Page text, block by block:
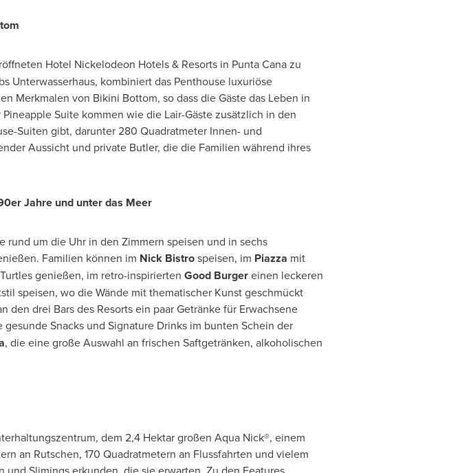
Hotel Nickelodeon Hotels & Resorts in Punta Canazu
Unterwasserhaus, kombiniert das Penthouse luxuriöse
Merkmalen von Bikini Bottom, so dass die Gäste das Leben in
Suite kommen wie die Lair-Gäste zusätzlich in den
Suiten gibt, darunter 280 Quadratmeter Innen- und
Aussicht und private Butler, die die Familien während ihres
Jahre und unter das Meer
um die Uhr in den Zimmern speisen und in sechs
Familien können im Nick Bistrospeisen, im Piazza mit
genießen, im retro-inspirierten Good Burgereinen leckeren
speisen, wo die Wände mit thematischer Kunst geschmückt
drei Bars des Resorts ein paar Getränke für Erwachsene
Snacks und Signature Drinks im bunten Schein der
, die eine große Auswahl an frischen Saftgetränken, alkoholischen
dem 2,4Hektar großen Aqua Nick®, einem
an Rutschen, 170 Quadratmetern an Flussfahrten und vielem